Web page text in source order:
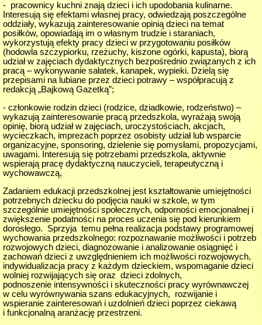
- pracownicy kuchni znają dzieci i ich upodobania kulinarne.
Interesują się efektami własnej pracy, odwiedzają poszczególne
oddziały, wykazują zainteresowanie opinią dzieci na temat
posiłków, opowiadają im o własnym trudzie i staraniach,
wykorzystują efekty pracy dzieci w przygotowaniu posiłków
(hodowla szczypiorku, rzeżuchy, kiszone ogórki, kapusta), biorą
udział w zajęciach dydaktycznych bezpośrednio związanych z ich
pracą – wykonywanie sałatek, kanapek, wypieki. Dzielą się
przepisami na lubiane przez dzieci potrawy – współpracują z
redakcją „Bajkową Gazetką”;
- członkowie rodzin dzieci (rodzice, dziadkowie, rodzeństwo) –
wykazują zainteresowanie pracą przedszkola, wyrażają swoją
opinię, biorą udział w zajęciach, uroczystościach, akcjach,
wycieczkach, imprezach poprzez osobisty udział lub wsparcie
organizacyjne, sponsoring, dzielenie się pomysłami, propozycjami,
uwagami. Interesują się potrzebami przedszkola, aktywnie
wspierają pracę dydaktyczną nauczycieli, terapeutyczną i
wychowawczą,
Zadaniem edukacji przedszkolnej jest kształtowanie umiejętności
potrzebnych dziecku do podjęcia nauki w szkole, w tym
szczególnie umiejętności społecznych, odporności emocjonalnej i
zwiększenie podatności na proces uczenia się pod kierunkiem
dorosłego. Sprzyja temu pełna realizacja podstawy programowej
wychowania przedszkolnego: rozpoznawanie możliwości i potrzeb
rozwojowych dzieci, diagnozowanie i analizowanie osiągnięć i
zachowań dzieci z uwzględnieniem ich możliwości rozwojowych,
indywidualizacja pracy z każdym dzieckiem, wspomaganie dzieci
wolniej rozwijających się oraz dzieci zdolnych,
podnoszenie intensywności i skuteczności pracy wyrównawczej
w celu wyrównywania szans edukacyjnych, rozwijanie i
wspieranie zainteresowań i uzdolnień dzieci poprzez ciekawą
i funkcjonalną aranżację przestrzeni.